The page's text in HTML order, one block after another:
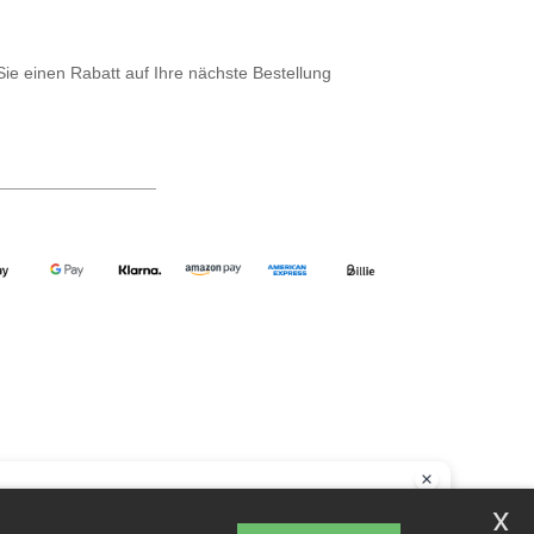
einen Rabatt auf Ihre nächste Bestellung
x
Sie Fragen oder Bedenken haben, können Sie uns jederzeit kontaktieren.